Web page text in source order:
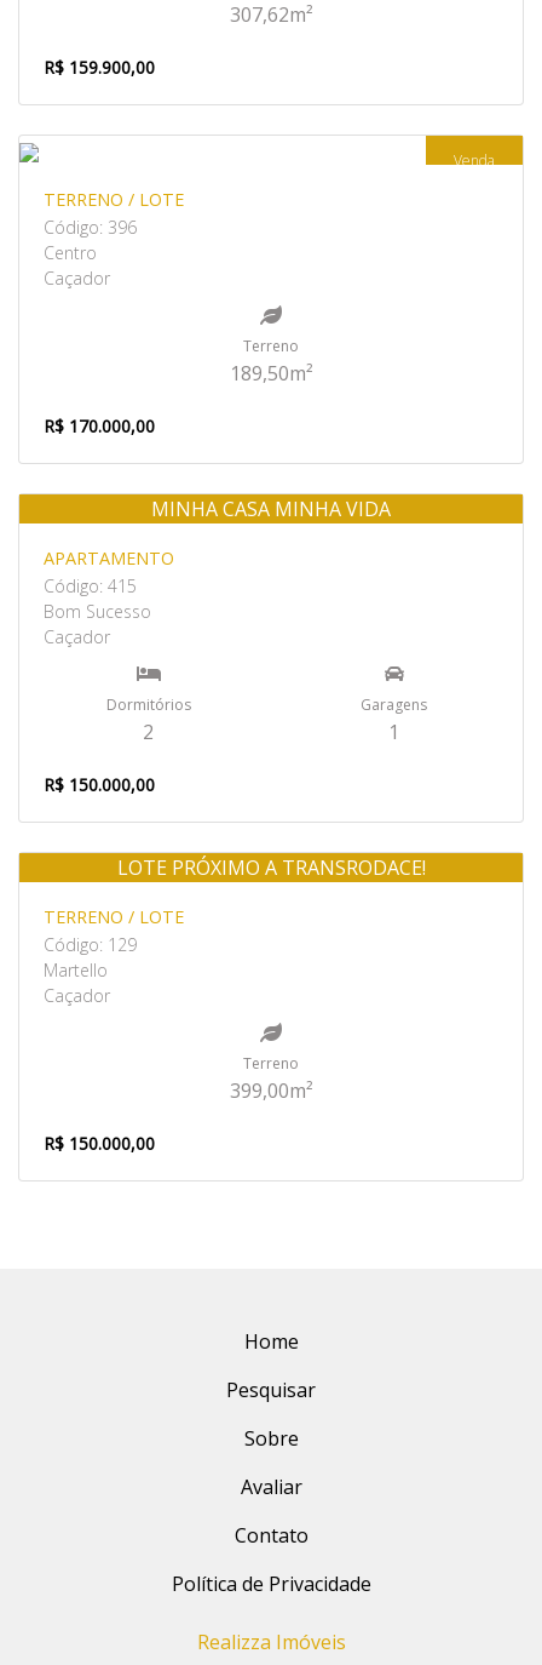
307,62m²
R$ 159.900,00
Venda
TERRENO / LOTE
Código: 396
Centro
Caçador
Terreno
189,50m²
R$ 170.000,00
Venda
MINHA CASA MINHA VIDA
APARTAMENTO
Código: 415
Bom Sucesso
Caçador
Dormitórios
2
Garagens
1
R$ 150.000,00
Venda
LOTE PRÓXIMO A TRANSRODACE!
TERRENO / LOTE
Código: 129
Martello
Caçador
Terreno
399,00m²
R$ 150.000,00
Home
Pesquisar
Sobre
Avaliar
Contato
Política de Privacidade
Realizza Imóveis